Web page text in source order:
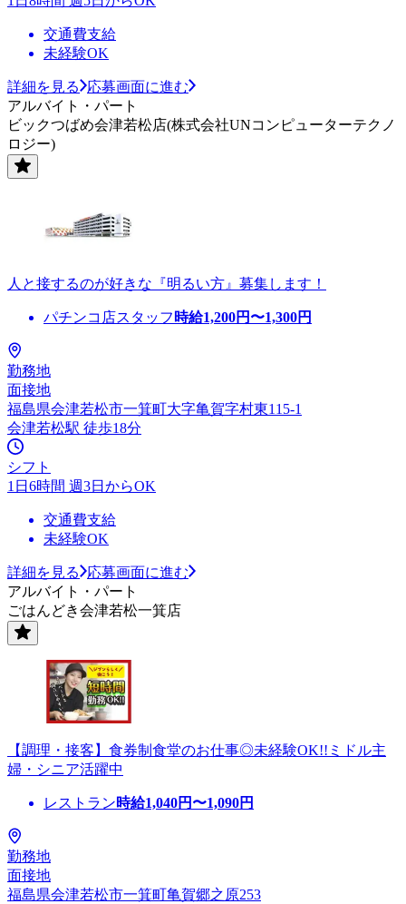
交通費支給
未経験OK
詳細を見る
応募画面に進む
アルバイト・パート
ビックつばめ会津若松店(株式会社UNコンピューターテクノ
ロジー)
人と接するのが好きな『明るい方』募集します！
パチンコ店スタッフ 時給1,200円〜1,300円
勤務地
面接地
福島県会津若松市一箕町大字亀賀字村東115-1
会津若松駅 徒歩18分
シフト
1日6時間 週3日からOK
交通費支給
未経験OK
詳細を見る
応募画面に進む
アルバイト・パート
ごはんどき会津若松一箕店
【調理・接客】食券制食堂のお仕事◎未経験OK!!ミドル主
婦・シニア活躍中
レストラン時給1,040円〜1,090円
勤務地
面接地
福島県会津若松市一箕町亀賀郷之原253